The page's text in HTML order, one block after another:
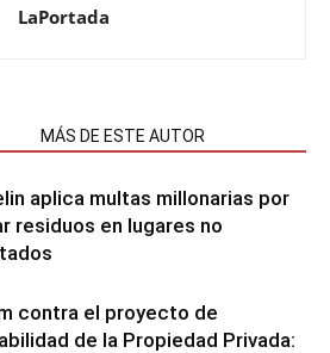
LaPortada
MÁS DE ESTE AUTOR
aplica multas millonarias por
residuos en lugares no
contra el proyecto de
de la Propiedad Privada: